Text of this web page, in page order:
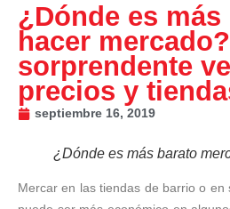
¿Dónde es más
hacer
sorprendente
precios y
septiembre 16, 2019
¿Dónde es más barato
Mercar en las tiendas de barrio o en